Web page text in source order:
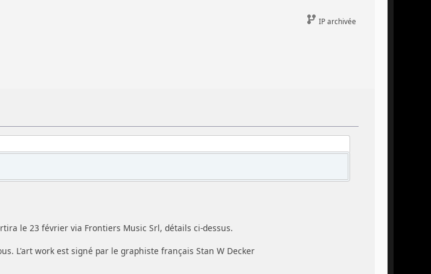
IP archivée
le 23 février via Frontiers Music Srl, détails ci-dessus.
L'art work est signé par le graphiste français Stan W Decker